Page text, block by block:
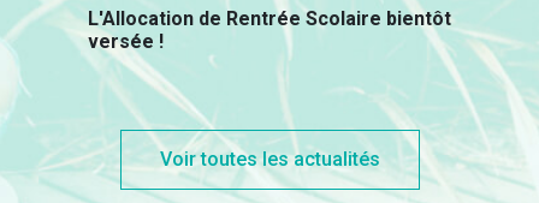
L'Allocation de Rentrée Scolaire bientôt
versée !
Voir toutes les actualités